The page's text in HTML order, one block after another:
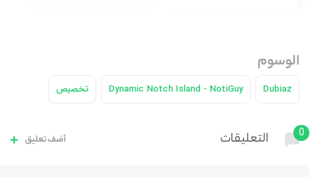
الوسوم
Dubiaz
Dynamic Notch Island - NotiGuy تخصيص
0 التعليقات أضف تعليق